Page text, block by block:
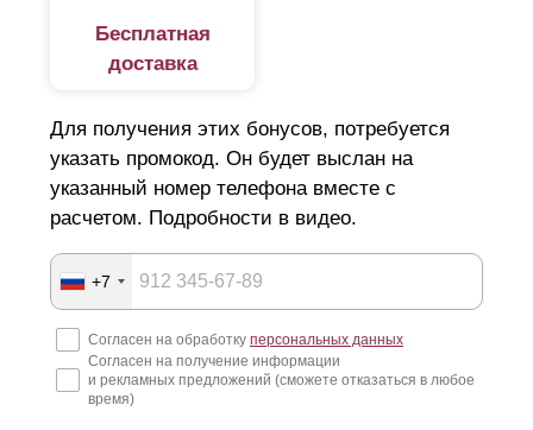
Бесплатная
доставка
Для получения этих бонусов, потребуется
указать промокод. Он будет выслан на
указанный номер телефона вместе с
расчетом. Подробности в видео.
+7
Согласен на обработку персональных данных
Согласен на получение информации
и рекламных предложений (сможете отказаться в любое
время)